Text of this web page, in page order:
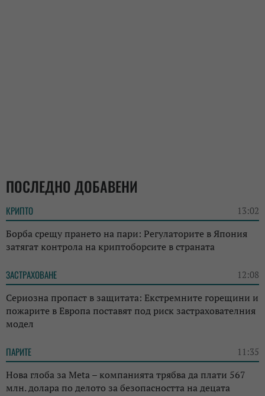
ПОСЛЕДНО ДОБАВЕНИ
КРИПТО 13:02
Борба срещу прането на пари: Регулаторите в Япония
затягат контрола на криптоборсите в страната
ЗАСТРАХОВАНЕ 12:08
Сериозна пропаст в защитата: Екстремните горещини и
пожарите в Европа поставят под риск застрахователния
модел
ПАРИТЕ 11:35
Нова глоба за Meta – компанията трябва да плати 567
млн. долара по делото за безопасността на децата